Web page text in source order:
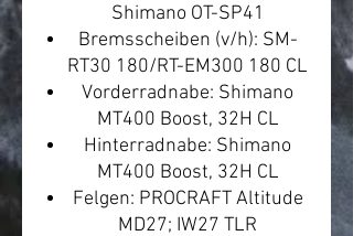
Shimano OT-SP41
Bremsscheiben (v/h): SM-
RT30 180/RT-EM300 180 CL
Vorderradnabe: Shimano
MT400 Boost, 32H CL
Hinterradnabe: Shimano
MT400 Boost, 32H CL
Felgen: PROCRAFT Altitude
MD27; IW27 TLR